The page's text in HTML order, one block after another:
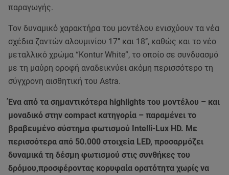
παραγωγής.
Τον δυναμικό χαρακτήρα του μοντέλου ενισχύουν τα νέα
σχέδια ζαντών αλουμινίου 17’’ και 18’’, καθώς και το νέο
μεταλλικό χρώμα “Kontur White”, το οποίο σε συνδυασμό
με τη μαύρη οροφή αναδεικνύει ακόμη περισσότερο τη
σύγχρονη αισθητική του Astra.
Ένα από τα σημαντικότερα highlights του μοντέλου – και
μοναδικό στην compact κατηγορία – παραμένει το
βραβευμένο σύστημα φωτισμού Intelli-Lux HD. Με
περισσότερα από 50.000 στοιχεία LED, προσαρμόζει
δυναμικά τη δέσμη φωτισμού στις συνθήκες του
δρόμου,προσφέροντας κορυφαία ορατότητα χωρίς να